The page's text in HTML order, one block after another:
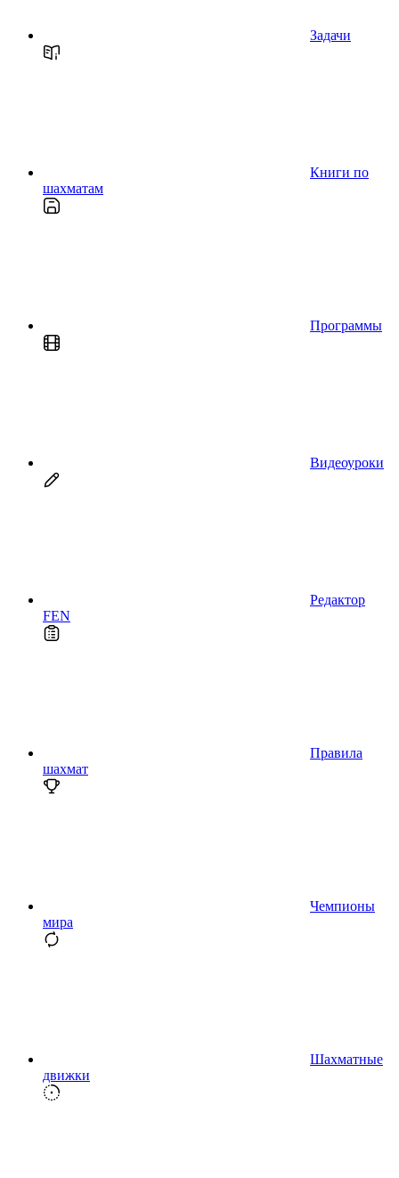
Задачи
Книги по
шахматам
Программы
Видеоуроки
Редактор
FEN
Правила
шахмат
Чемпионы
мира
Шахматные
движки